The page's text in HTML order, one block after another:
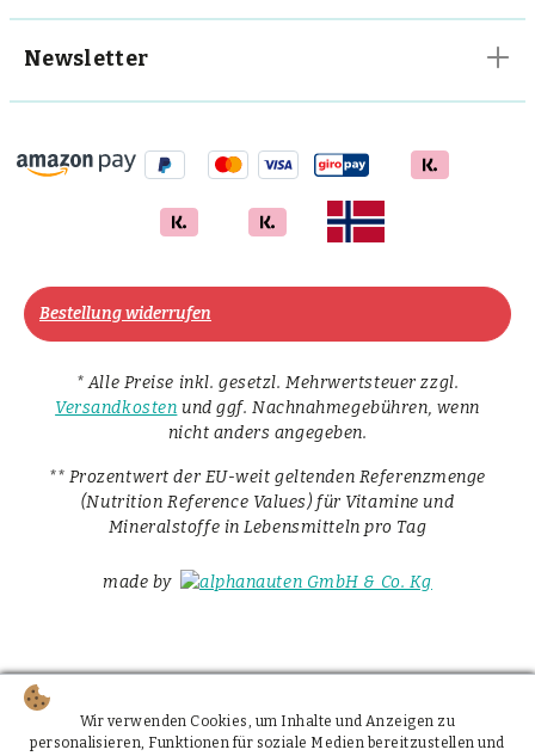
Newsletter
Bestellung widerrufen
* Alle Preise inkl. gesetzl. Mehrwertsteuer zzgl.
Versandkosten und ggf. Nachnahmegebühren, wenn
nicht anders angegeben.
** Prozentwert der EU-weit geltenden Referenzmenge
(Nutrition Reference Values) für Vitamine und
Mineralstoffe in Lebensmitteln pro Tag
made by
Wir verwenden Cookies, um Inhalte und Anzeigen zu
personalisieren, Funktionen für soziale Medien bereitzustellen und